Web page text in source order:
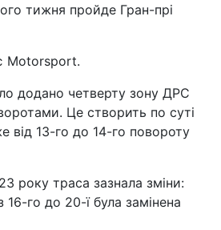
тижня пройде Гран-прі
Motorsport.
додано четверту зону ДРС
Це створить по суті
від 13-го до 14-го повороту
року траса зазнала зміни:
16-го до 20-ї була замінена